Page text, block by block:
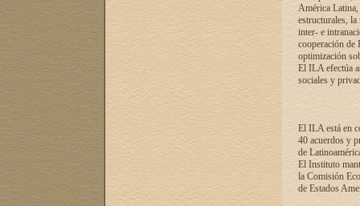
América Latina,
estructurales,
inter- e
cooperación de
optimización
El ILA efectúa
sociales y
El ILA está en
40 acuerdos y
de
El Instituto
la Comisión
de Estados